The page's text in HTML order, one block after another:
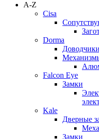
A-Z
Cisa
Dorma
Доводчики
Falcon Eye
Замки
Kale
Дверные
Замки